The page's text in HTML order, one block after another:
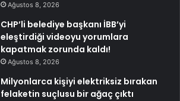
Ağustos 8, 2026
CHP’li belediye başkanı İBB’yi
eleştirdiği videoyu yorumlara
kapatmak zorunda kaldı!
Ağustos 8, 2026
Milyonlarca kişiyi elektriksiz bırakan
felaketin suçlusu bir ağaç çıktı